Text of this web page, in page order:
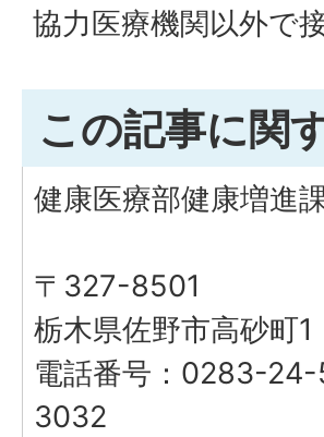
協力医療機関以外で
この記事に関
健康医療部健康増進
〒327-8501
栃木県佐野市高砂町1
電話番号：0283-
3032